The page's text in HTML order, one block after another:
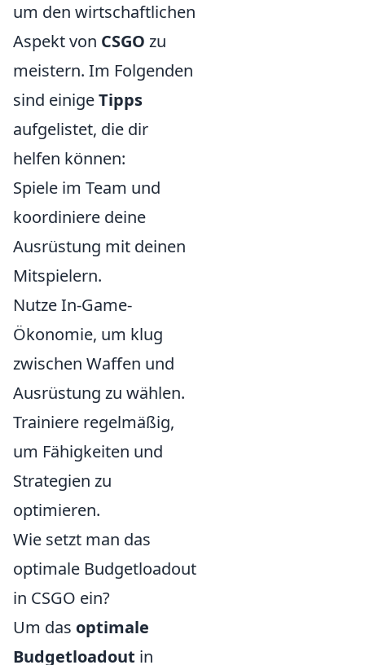
um den wirtschaftlichen
Aspekt von CSGO zu
meistern. Im Folgenden
sind einigeTipps
aufgelistet, die dir
helfen können:
Spiele im Team und
koordiniere deine
Ausrüstung mit deinen
Mitspielern.
Nutze In-Game-
Ökonomie, um klug
zwischen Waffen und
Ausrüstung zu wählen.
Trainiere regelmäßig,
um Fähigkeiten und
Strategien zu
optimieren.
Wie setzt man das
optimale Budgetloadout
in CSGO ein?
Um das optimale
Budgetloadout in